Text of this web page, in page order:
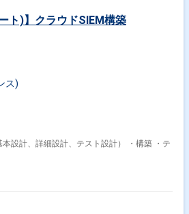
ト)】クラウドSIEM構築
ス)
設計、詳細設計、テスト設計） ・構築 ・テ